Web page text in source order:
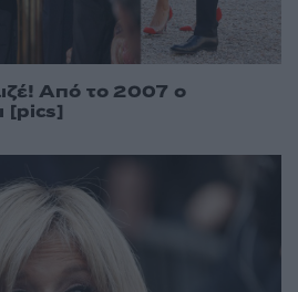
Από το 2007 ο
[pics]